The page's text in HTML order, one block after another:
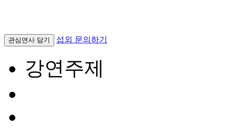
관심연사 담기 섭외 문의하기
강연주제